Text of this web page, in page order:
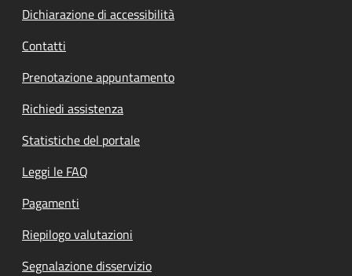
Dichiarazione di accessibilità
Contatti
Prenotazione appuntamento
Richiedi assistenza
Statistiche del portale
Leggi le FAQ
Pagamenti
Riepilogo valutazioni
Segnalazione disservizio